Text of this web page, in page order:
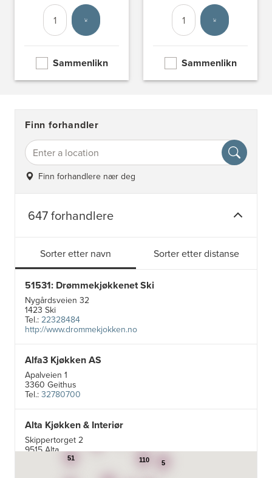
Antall
Velg enhet
Sammenlikn
Antall
Velg enhet
Sammenlikn
Finn forhandler
Finn forhandlere nær deg
647 forhandlere
Sorter etter navn Sorter etter distanse
51531: Drømmekjøkkenet Ski
Nygårdsveien 32
1423 Ski
Tel.: 22328484
http://www.drommekjokken.no
Alfa3 Kjøkken AS
Apalveien 1
3360 Geithus
Tel.: 32780700
Alta Kjøkken & Interiør
Skippertorget 2
9515 Alta
99007242 110
51
5